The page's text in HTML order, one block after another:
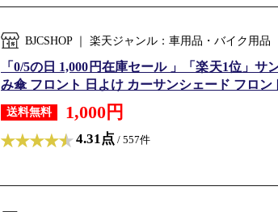
BJCSHOP ｜ 楽天ジャンル：車用品・バイク用品
「0/5の日 1,000円在庫セール 」「楽天1位」
み傘 フロント 日よけ カーサンシェード フロン
送料無料 1,000円
4.31点 / 557件